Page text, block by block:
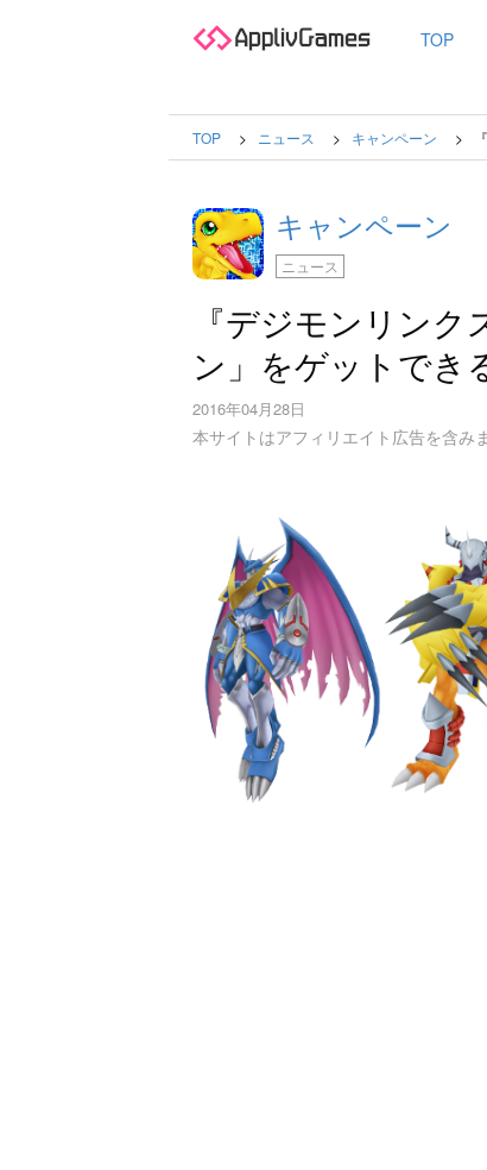
TOP
TOP ニュース キャンペーン
キャンペーン
ニュース
『デジモンリン
ン」をゲットでき
2016年04月28日
本サイトはアフィリエイト広告を含みま